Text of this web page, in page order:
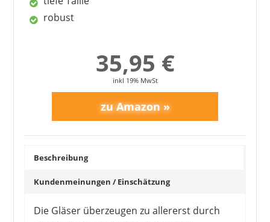
robust
35,95 €
inkl 19% MwSt
Beschreibung
Kundenmeinungen / Einschätzung
Die Gläser überzeugen zu allererst durch